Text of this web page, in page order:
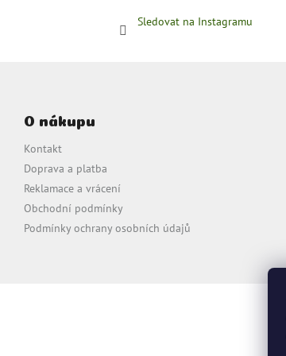
Sledovat na Instagramu
O nákupu
Kontakt
Doprava a platba
Reklamace a vrácení
Obchodní podmínky
Podmínky ochrany osobních údajů